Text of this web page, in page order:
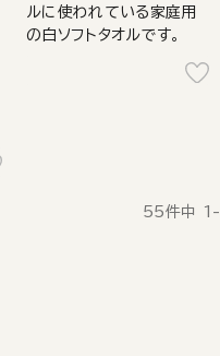
ルに使われている家庭用
の白ソフトタオルです。
55件中 1 -